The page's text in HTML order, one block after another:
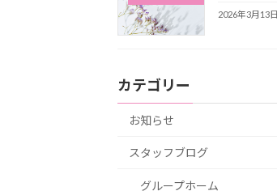
2026年3月13日
カテゴリー
お知らせ
スタッフブログ
グループホーム